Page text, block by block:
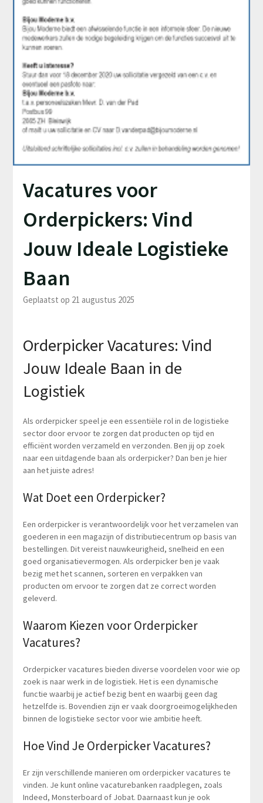
Vacatures voor
Orderpickers: Vind
Jouw Ideale Logistieke
Baan
Geplaatst op 21 augustus 2025
Orderpicker Vacatures: Vind
Jouw Ideale Baan in de
Logistiek
Als orderpicker speel je een essentiële rol in de logistieke
sector door ervoor te zorgen dat producten op tijd en
efficiënt worden verzameld en verzonden. Ben jij op zoek
naar een uitdagende baan als orderpicker? Dan ben je hier
aan het juiste adres!
Wat Doet een Orderpicker?
Een orderpicker is verantwoordelijk voor het verzamelen van
goederen in een magazijn of distributiecentrum op basis van
bestellingen. Dit vereist nauwkeurigheid, snelheid en een
goed organisatievermogen. Als orderpicker ben je vaak
bezig met het scannen, sorteren en verpakken van
producten om ervoor te zorgen dat ze correct worden
geleverd.
Waarom Kiezen voor Orderpicker
Vacatures?
Orderpicker vacatures bieden diverse voordelen voor wie op
zoek is naar werk in de logistiek. Het is een dynamische
functie waarbij je actief bezig bent en waarbij geen dag
hetzelfde is. Bovendien zijn er vaak doorgroeimogelijkheden
binnen de logistieke sector voor wie ambitie heeft.
Hoe Vind Je Orderpicker Vacatures?
Er zijn verschillende manieren om orderpicker vacatures te
vinden. Je kunt online vacaturebanken raadplegen, zoals
Indeed, Monsterboard of Jobat. Daarnaast kun je ook